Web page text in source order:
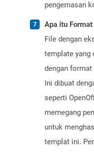
pengemasan
Apa itu Format
File dengan
template yang
dengan format
Ini dibuat
seperti
memegang
untuk
templat ini.